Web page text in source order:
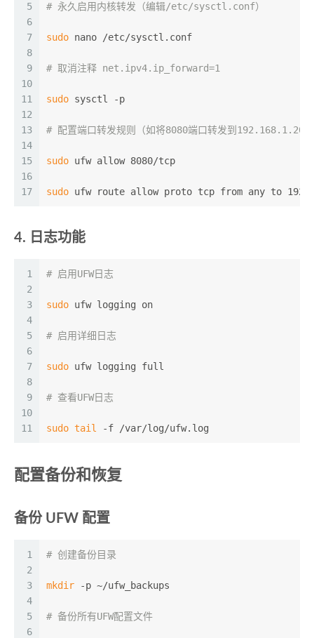
5
6
7
8
9
10
11
12
13
14
15
16
17
# 永久启用内核转发（编辑/etc/sysctl.conf）
sudo nano /etc/sysctl.conf
# 取消注释 net.ipv4.ip_forward=1
sudo sysctl -p
# 配置端口转发规则（如将8080端口转发到192.168.1.200
sudo ufw allow 8080/tcp
sudo ufw route allow proto tcp from any to
4. 日志功能
1
2
3
4
5
6
7
8
9
10
11
# 启用UFW日志
sudo ufw logging on
# 启用详细日志
sudo ufw logging full
# 查看UFW日志
sudo tail -f /var/log/ufw.log
配置备份和恢复
备份 UFW 配置
1
2
3
4
5
6
# 创建备份目录
mkdir -p ~/ufw_backups
# 备份所有UFW配置文件